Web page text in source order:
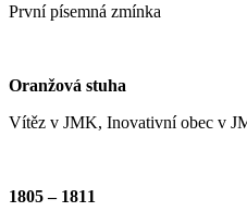
První písemná zmínka
Oranžová stuha
Vítěz v JMK, Inovativní obec v
1805 – 1811